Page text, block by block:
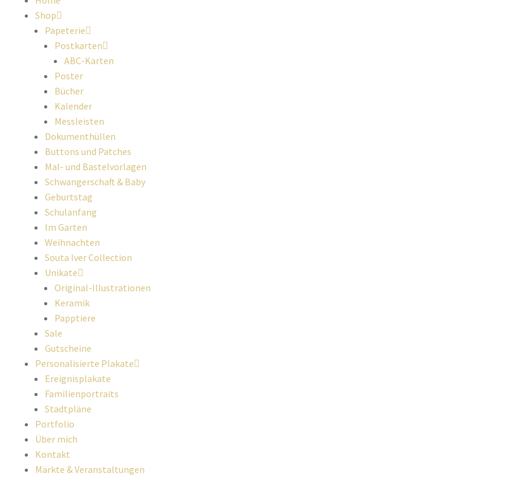
Shop
Papeterie
Postkarten
ABC-Karten
Poster
Bücher
Kalender
Messleisten
Dokumenthüllen
Buttons und Patches
Mal- und Bastelvorlagen
Schwangerschaft & Baby
Geburtstag
Schulanfang
Im Garten
Weihnachten
Souta Iver Collection
Unikate
Original-Illustrationen
Keramik
Papptiere
Sale
Gutscheine
Personalisierte Plakate
Ereignisplakate
Familienportraits
Stadtpläne
Portfolio
Über mich
Kontakt
Märkte & Veranstaltungen